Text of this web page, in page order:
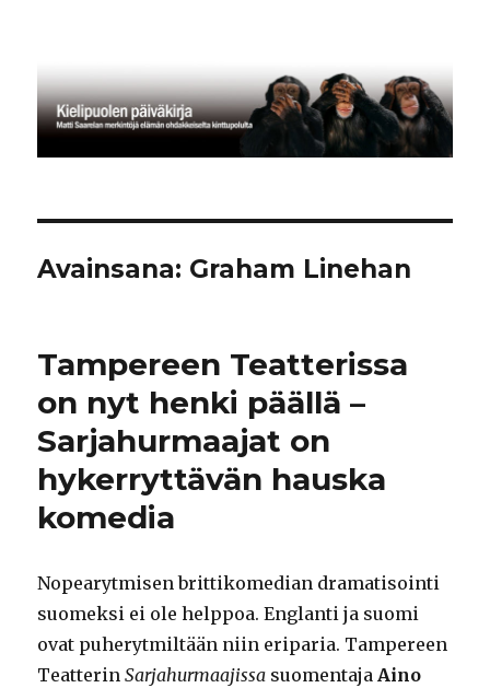
Avainsana: Graham Linehan
Tampereen Teatterissa
on nyt henki päällä –
Sarjahurmaajat on
hykerryttävän hauska
komedia
Nopearytmisen brittikomedian dramatisointi
suomeksi ei ole helppoa. Englanti ja suomi
ovat puherytmiltään niin eriparia. Tampereen
TeatterinSarjahurmaajissa suomentajaAino